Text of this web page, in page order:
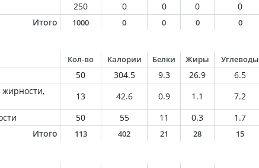
250 0 0 0
0
Итого
1000 0 0 0 0
Кол-во Калории Белки Жиры Углеводы
50 304.5 9.3 26.9
6.5
жирности,
13 42.6 0.9 1.1
7.2
50 55 11 0.3
1.7
Итого
113 402 21 28 15